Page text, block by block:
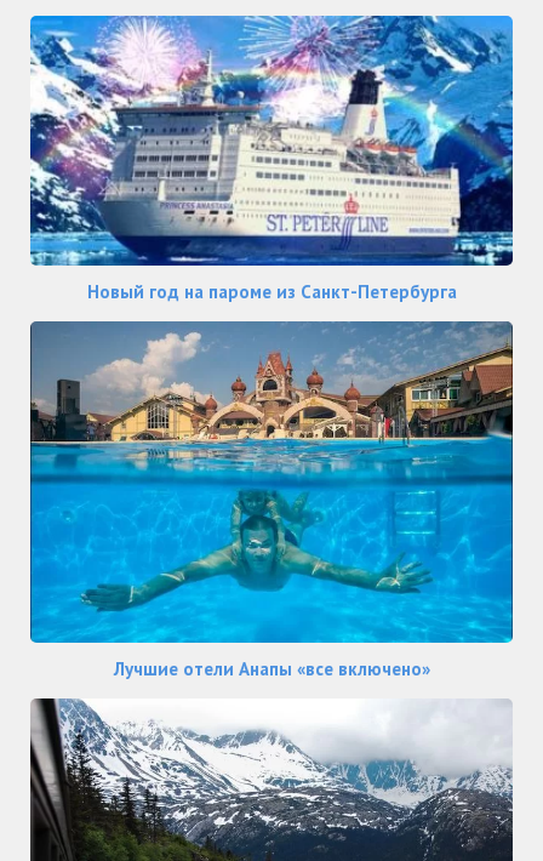
Новый год на пароме из Санкт-Петербурга
Лучшие отели Анапы «все включено»